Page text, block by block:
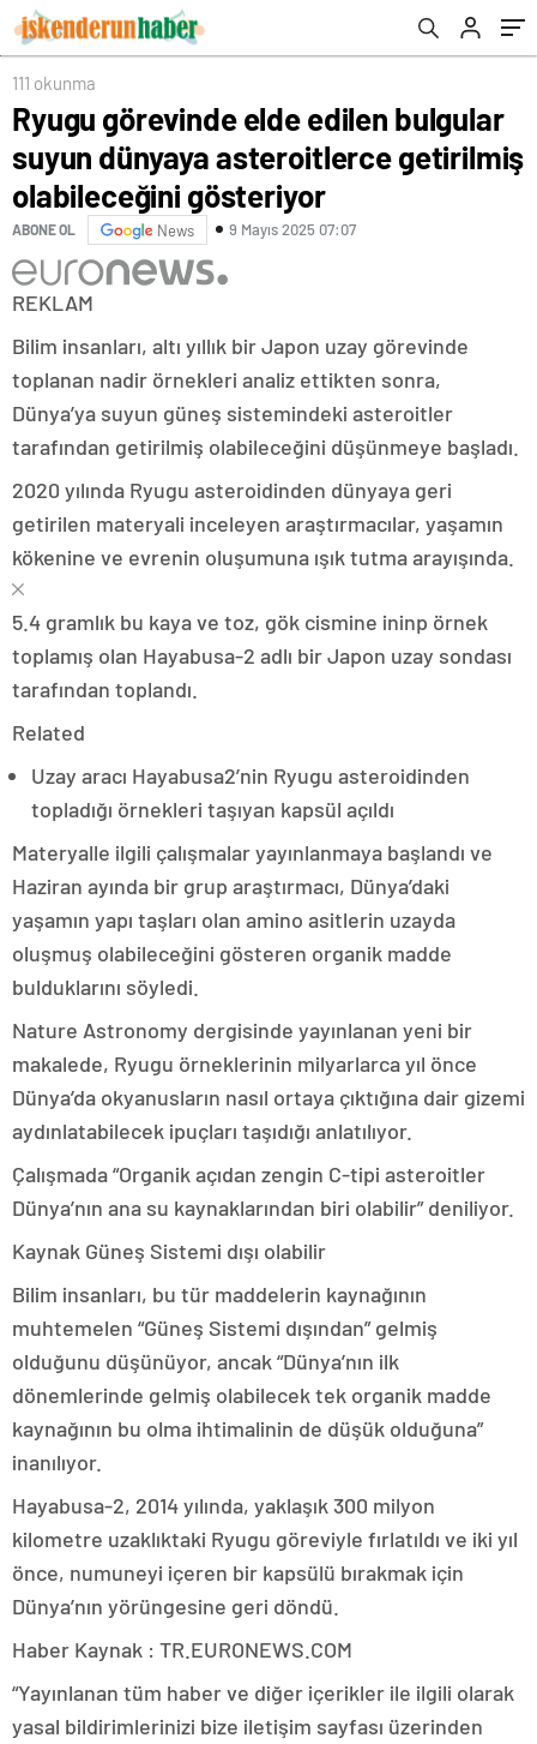
olabileceğini gösteriyor
111 okunma
Ryugu görevinde elde edilen bulgular
suyun dünyaya asteroitlerce getirilmiş
olabileceğini gösteriyor
ABONE OL News 9 Mayıs 2025 07:07
REKLAM
Bilim insanları, altı yıllık bir Japon uzay görevinde
toplanan nadir örnekleri analiz ettikten sonra,
Dünya’ya suyun güneş sistemindeki asteroitler
tarafından getirilmiş olabileceğini düşünmeye başladı.
2020 yılında Ryugu asteroidinden dünyaya geri
getirilen materyali inceleyen araştırmacılar, yaşamın
kökenine ve evrenin oluşumuna ışık tutma arayışında.
5.4 gramlık bu kaya ve toz, gök cismine ininp örnek
toplamış olan Hayabusa-2 adlı bir Japon uzay sondası
tarafından toplandı.
Related
Uzay aracı Hayabusa2’nin Ryugu asteroidinden
topladığı örnekleri taşıyan kapsül açıldı
Materyalle ilgili çalışmalar yayınlanmaya başlandı ve
Haziran ayında bir grup araştırmacı, Dünya’daki
yaşamın yapı taşları olan amino asitlerin uzayda
oluşmuş olabileceğini gösteren organik madde
bulduklarını söyledi.
Nature Astronomy dergisinde yayınlanan yeni bir
makalede, Ryugu örneklerinin milyarlarca yıl önce
Dünya’da okyanusların nasıl ortaya çıktığına dair gizemi
aydınlatabilecek ipuçları taşıdığı anlatılıyor.
Çalışmada “Organik açıdan zengin C-tipi asteroitler
Dünya’nın ana su kaynaklarından biri olabilir” deniliyor.
Kaynak Güneş Sistemi dışı olabilir
Bilim insanları, bu tür maddelerin kaynağının
muhtemelen “Güneş Sistemi dışından” gelmiş
olduğunu düşünüyor, ancak “Dünya’nın ilk
dönemlerinde gelmiş olabilecek tek organik madde
kaynağının bu olma ihtimalinin de düşük olduğuna”
inanılıyor.
Hayabusa-2, 2014 yılında, yaklaşık 300 milyon
kilometre uzaklıktaki Ryugu göreviyle fırlatıldı ve iki yıl
önce, numuneyi içeren bir kapsülü bırakmak için
Dünya’nın yörüngesine geri döndü.
Haber Kaynak : TR.EURONEWS.COM
“Yayınlanan tüm haber ve diğer içerikler ile ilgili olarak
yasal bildirimlerinizi bize iletişim sayfası üzerinden